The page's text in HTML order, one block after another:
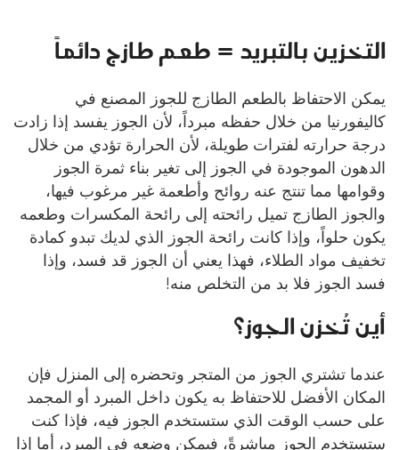
التخزين بالتبريد = طعم طازج دائماً
يمكن الاحتفاظ بالطعم الطازج للجوز المصنع في
كاليفورنيا من خلال حفظه مبرداً، لأن الجوز يفسد إذا زادت
درجة حرارته لفترات طويلة، لأن الحرارة تؤدي من خلال
الدهون الموجودة في الجوز إلى تغير بناء ثمرة الجوز
وقوامها مما تنتج عنه روائح وأطعمة غير مرغوب فيها،
والجوز الطازج تميل رائحته إلى رائحة المكسرات وطعمه
يكون حلواً، وإذا كانت رائحة الجوز الذي لديك تبدو كمادة
تخفيف مواد الطلاء، فهذا يعني أن الجوز قد فسد، وإذا
فسد الجوز فلا بد من التخلص منه!
أين تُخزن الجوز؟
عندما تشتري الجوز من المتجر وتحضره إلى المنزل فإن
المكان الأفضل للاحتفاظ به يكون داخل المبرد أو المجمد
على حسب الوقت الذي ستستخدم الجوز فيه، فإذا كنت
ستستخدم الجوز مباشرةً، فيمكن وضعه في المبرد، أما إذا